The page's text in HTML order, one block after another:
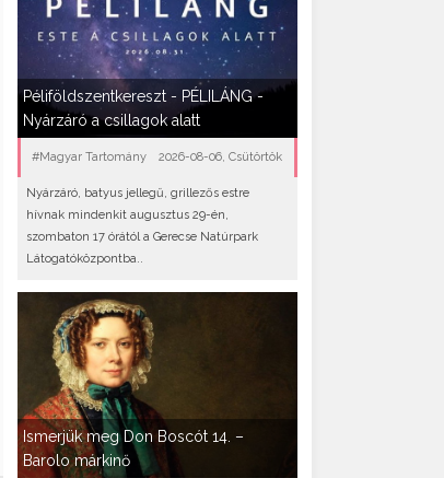
Péliföldszentkereszt - PÉLILÁNG -
Nyárzáró a csillagok alatt
#Magyar Tartomány 2026-08-06, Csütörtök
Nyárzáró, batyus jellegű, grillezős estre
hívnak mindenkit augusztus 29-én,
szombaton 17 órától a Gerecse Natúrpark
Látogatóközpontba..
Ismerjük meg Don Boscót 14. –
Barolo márkinő